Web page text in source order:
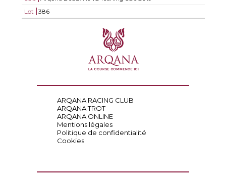
Lot
386
ARQANA RACING CLUB
ARQANA TROT
ARQANA ONLINE
Mentions légales
Politique de confidentialité
Cookies